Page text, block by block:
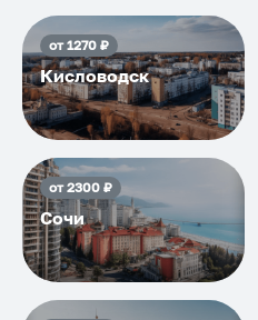
от1270₽
Кисловодск
от2300₽
Сочи